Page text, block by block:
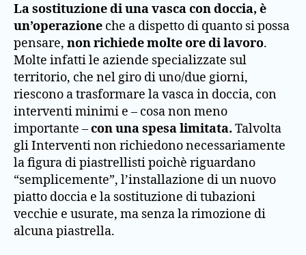
La sostituzione di una vasca con doccia, è
un’operazione che a dispetto di quanto si possa
pensare, non richiede molte ore di lavoro.
Molte infatti le aziende specializzate sul
territorio, che nel giro di uno/due giorni,
riescono a trasformare la vasca in doccia, con
interventi minimi e – cosa non meno
importante –con una spesa limitata. Talvolta
gli Interventi non richiedono necessariamente
la figura di piastrellisti poichè riguardano
“semplicemente”, l’installazione di un nuovo
piatto doccia e la sostituzione di tubazioni
vecchie e usurate, ma senza la rimozione di
alcuna piastrella.